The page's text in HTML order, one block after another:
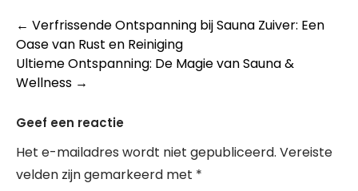
Berichtnavigatie
← Verfrissende Ontspanning bij Sauna Zuiver: Een
Oase van Rust en Reiniging
Ultieme Ontspanning: De Magie van Sauna &
Wellness →
Geef een reactie
Het e-mailadres wordt niet gepubliceerd. Vereiste
velden zijn gemarkeerd met *